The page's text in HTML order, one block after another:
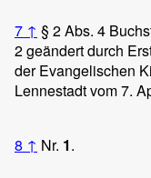
7 ↑ § 2 Abs. 4
2 geändert durch
der Evangelischen
Lennestadt vom 7.
8 ↑ Nr. 1.